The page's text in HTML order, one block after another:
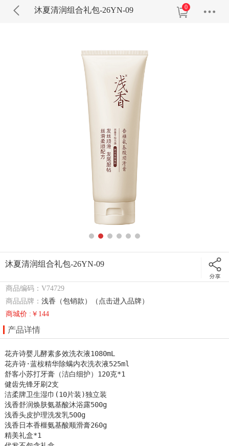
沐夏清润组合礼包-26YN-09 0
沐夏清润组合礼包-26YN-09
商品编码：V74729
商品品牌：浅香（包销款）（点击进入品牌）
商城价 :￥144
产品详情
花卉诗婴儿酵素多效洗衣液1080mL
花卉诗·蓝桉精华除螨内衣洗衣液525ml
舒客小苏打牙膏（洁白细护）120克*1
健齿先锋牙刷2支
洁柔牌卫生湿巾(10片装)独立装
浅香舒润焕肤氨基酸沐浴露500g
浅香头皮护理洗发乳500g
浅香日本香榧氨基酸顺滑膏260g
精美礼盒*1